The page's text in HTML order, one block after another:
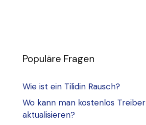
Populäre Fragen
Wie ist ein Tilidin Rausch?
Wo kann man kostenlos Treiber
aktualisieren?